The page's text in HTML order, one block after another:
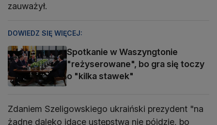
zauważył.
DOWIEDZ SIĘ WIĘCEJ:
Spotkanie w Waszyngtonie
"reżyserowane", bo gra się toczy
o "kilka stawek"
Zdaniem Szeligowskiego ukraiński prezydent "na
żadne daleko idące ustępstwa nie pójdzie, bo